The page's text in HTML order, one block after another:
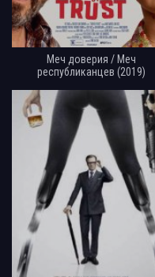
Меч доверия / Меч
республиканцев (2019)